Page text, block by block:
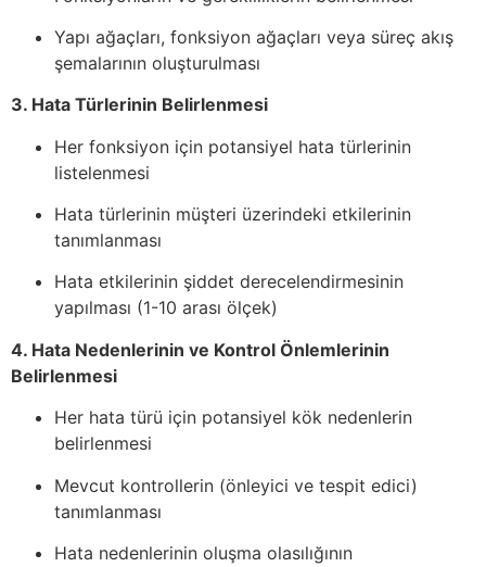
Yapı ağaçları, fonksiyon ağaçları veya süreç akış
şemalarının oluşturulması
3. Hata Türlerinin Belirlenmesi
Her fonksiyon için potansiyel hata türlerinin
listelenmesi
Hata türlerinin müşteri üzerindeki etkilerinin
tanımlanması
Hata etkilerinin şiddet derecelendirmesinin
yapılması (1-10 arası ölçek)
4. Hata Nedenlerinin ve Kontrol Önlemlerinin
Belirlenmesi
Her hata türü için potansiyel kök nedenlerin
belirlenmesi
Mevcut kontrollerin (önleyici ve tespit edici)
tanımlanması
Hata nedenlerinin oluşma olasılığının